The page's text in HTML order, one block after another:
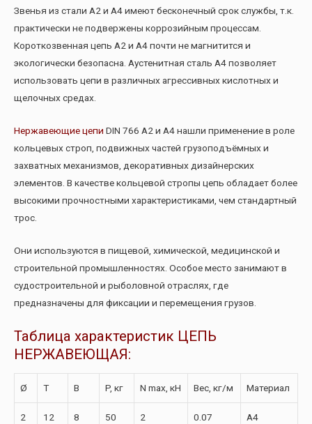
Звенья из стали А2 и А4 имеют бесконечный срок службы, т.к.
практически не подвержены коррозийным процессам.
Короткозвенная цепь А2 и А4 почти не магнитится и
экологически безопасна. Аустенитная сталь А4 позволяет
использовать цепи в различных агрессивных кислотных и
щелочных средах.
Нержавеющие цепи DIN 766 А2 и А4 нашли применение в роле
кольцевых строп, подвижных частей грузоподъёмных и
захватных механизмов, декоративных дизайнерских
элементов. В качестве кольцевой стропы цепь обладает более
высокими прочностными характеристиками, чем стандартный
трос.
Они используются в пищевой, химической, медицинской и
строительной промышленностях. Особое место занимают в
судостроительной и рыболовной отраслях, где
предназначены для фиксации и перемещения грузов.
Таблица характеристик ЦЕПЬ
НЕРЖАВЕЮЩАЯ:
Ø T B P, кг N max, кН Вес, кг/м Материал
2 12 8 50 2 0.07 A4